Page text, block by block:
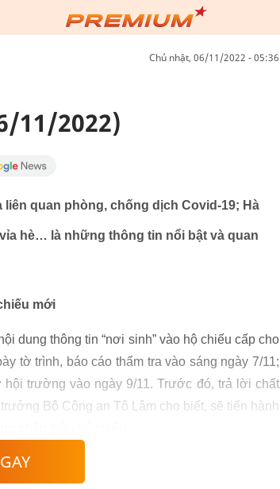
chủ nhật, 06/11/2022 - 05:36
11/2022)
quan phòng, chống dịch Covid-19; Hà
hè… là những thông tin nổi bật và quan
mới
dung thông tin “nơi sinh” vào hộ chiếu cấp cho
tờ trình, báo cáo thẩm tra vào sáng ngày 7/11;
trường vào ngày 9/11. Trước đó, trả lời chất
Bộ Công an Tô Lâm cho biết, sẽ tiến hành